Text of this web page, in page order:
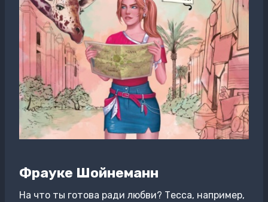
Фрауке Шойнеманн
На что ты готова ради любви? Тесса, например,